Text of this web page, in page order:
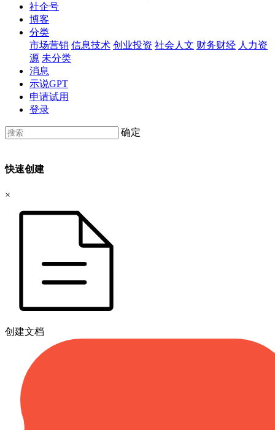
社企号
博客
分类
市场营销 信息技术 创业投资 社会人文 财务财经 人力资
源 未分类
消息
示说GPT
申请试用
登录
确定
快速创建
×
创建文档